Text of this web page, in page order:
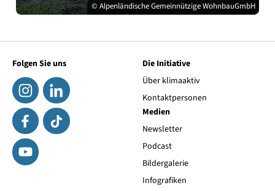
© Alpenländische Gemeinnützige WohnbauGmbH
Folgen Sie uns
Die Initiative
Über klimaaktiv
Kontaktpersonen
Medien
Newsletter
Podcast
Bildergalerie
Infografiken